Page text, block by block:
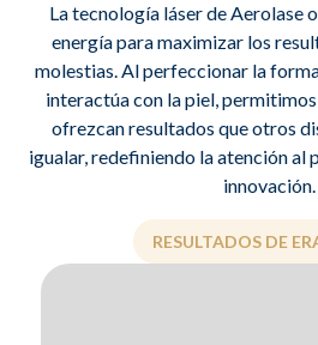
La tecnología láser de Aerolase
energía para maximizar los
molestias. Al perfeccionar la
interactúa con la piel,
ofrezcan resultados que otros
igualar, redefiniendo la atención al
innovación.
RESULTADOS DE